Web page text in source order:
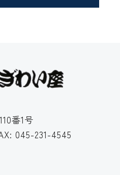
番1号
045-231-4545